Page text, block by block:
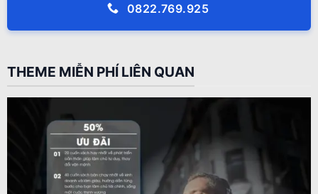
0822.769.925
THEME MIỄN PHÍ LIÊN QUAN